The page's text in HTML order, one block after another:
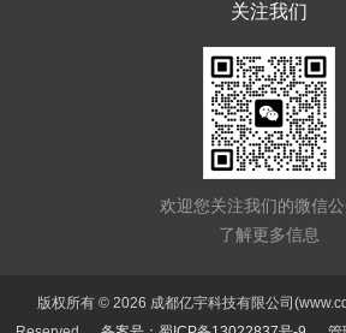
关注我们
欢迎您关注我们的微信
了解更多信息
版权所有 © 2026 成都亿宇科技有限公司